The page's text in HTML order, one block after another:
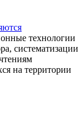
технологии
систематизации
на территории